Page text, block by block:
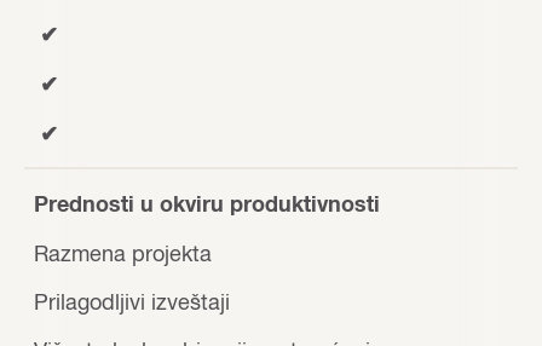
✔
✔
✔
Prednosti u okviru produktivnosti
Razmena projekta
Prilagodljivi izveštaji